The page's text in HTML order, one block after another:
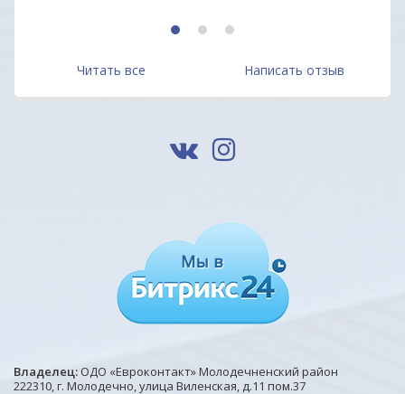
1 2 3
Читать все Написать отзыв
Владелец:ОДО «Евроконтакт» Молодечненский район
222310, г. Молодечно, улица Виленская, д.11 пом.37